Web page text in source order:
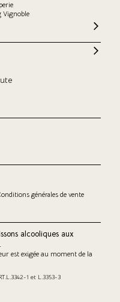
Vignoble
générales de vente
alcooliques aux
est exigée au moment de la
1 et L.3353-3